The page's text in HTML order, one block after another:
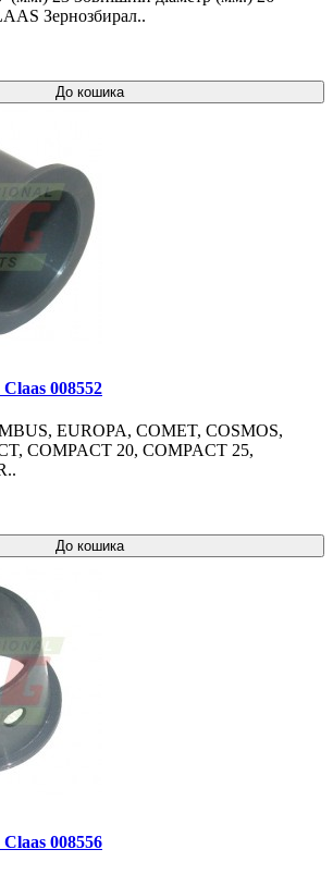
Зернозбирал..
До кошика
008552
EUROPA, COMET, COSMOS,
COMPACT 20, COMPACT 25,
До кошика
008556